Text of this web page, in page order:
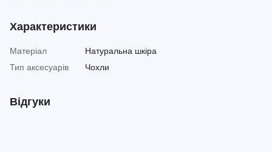
Характеристики
Матеріал
Натуральна шкіра
Тип аксесуарів
Чохли
Відгуки